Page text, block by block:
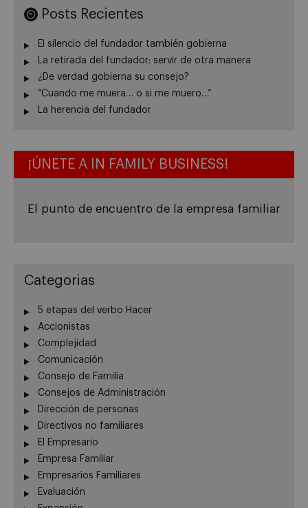
Posts Recientes
El silencio del fundador también gobierna
La retirada del fundador: servir de otra manera
¿De verdad gobierna su consejo?
“Cuando me muera… o si me muero…”
La herencia del fundador
¡ÚNETE A IN FAMILY BUSINESS!
El punto de encuentro de la empresa familiar
Categorias
5 etapas del verbo Hacer
Accionistas
Complejidad
Comunicación
Consejo de Familia
Consejos de Administración
Dirección de personas
Directivos no familiares
El Empresario
Empresa Familiar
Empresarios Familiares
Evaluación